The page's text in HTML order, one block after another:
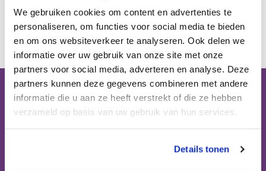
We gebruiken cookies om content en advertenties te
personaliseren, om functies voor social media te bieden
en om ons websiteverkeer te analyseren. Ook delen we
informatie over uw gebruik van onze site met onze
partners voor social media, adverteren en analyse. Deze
partners kunnen deze gegevens combineren met andere
informatie die u aan ze heeft verstrekt of die ze hebben
verzameld op basis van uw gebruik van hun services.
Details tonen
Ervaringsdeskundigheid
Over ons
Contact
Terug
Bezoekadres (op afspraak):